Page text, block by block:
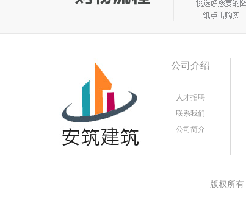
公司介绍
人才招聘
联系我们
公司简介
版权所有